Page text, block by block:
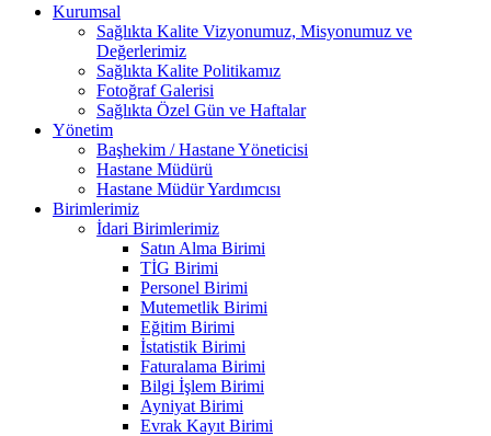
Kurumsal
Sağlıkta Kalite Vizyonumuz, Misyonumuz ve
Değerlerimiz
Sağlıkta Kalite Politikamız
Fotoğraf Galerisi
Sağlıkta Özel Gün ve Haftalar
Yönetim
Başhekim / Hastane Yöneticisi
Hastane Müdürü
Hastane Müdür Yardımcısı
Birimlerimiz
İdari Birimlerimiz
Satın Alma Birimi
TİG Birimi
Personel Birimi
Mutemetlik Birimi
Eğitim Birimi
İstatistik Birimi
Faturalama Birimi
Bilgi İşlem Birimi
Ayniyat Birimi
Evrak Kayıt Birimi